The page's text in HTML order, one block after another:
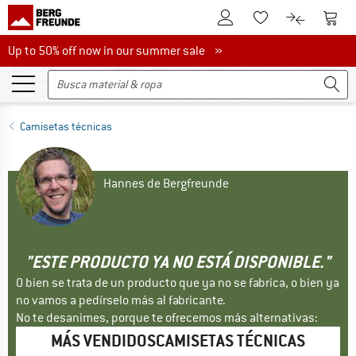
A la cuenta de cliente
A la lista de
A la A la
Up to 50% off now in our summer sale
Up to 50% off now in our summer sale »
Camisetas técnicas
Hannes de Bergfreunde
"ESTE PRODUCTO YA NO ESTÁ DISPONIBLE."
O bien se trata de un producto que ya no se fabrica, o bien ya
no vamos a pedírselo más al fabricante.
No te desanimes, porque te ofrecemos más alternativas:
MÁS VENDIDOSCAMISETAS TÉCNICAS